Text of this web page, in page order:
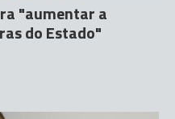
"aumentar a
do Estado"